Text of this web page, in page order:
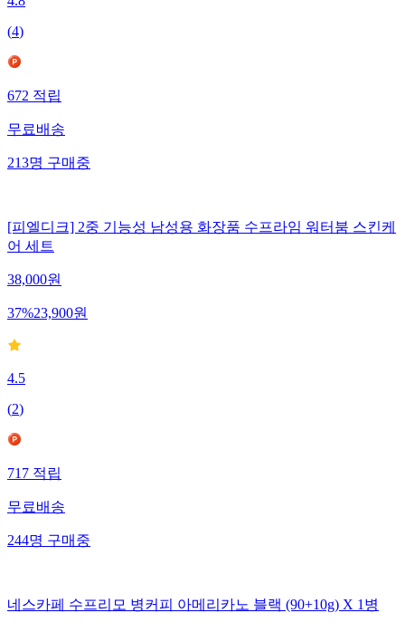
(4)
672 적립
무료배송
213명 구매중
[피엘디크] 2중 기능성 남성용 화장품 수프라임 워터붐 스킨케
어 세트
38,000원
37%23,900원
4.5
(2)
717 적립
무료배송
244명 구매중
네스카페 수프리모 병커피 아메리카노 블랙 (90+10g) X 1병